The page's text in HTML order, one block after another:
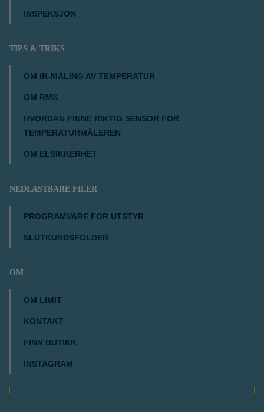
INSPEKSJON
TIPS & TRIKS
OM IR-MÅLING AV TEMPERATUR
OM RMS
HVORDAN FINNE RIKTIG SENSOR FOR
TEMPERATURMÅLEREN
OM ELSIKKERHET
NEDLASTBARE FILER
PROGRAMVARE FOR UTSTYR
SLUTKUNDSFOLDER
OM
OM LIMIT
KONTAKT
FINN BUTIKK
INSTAGRAM